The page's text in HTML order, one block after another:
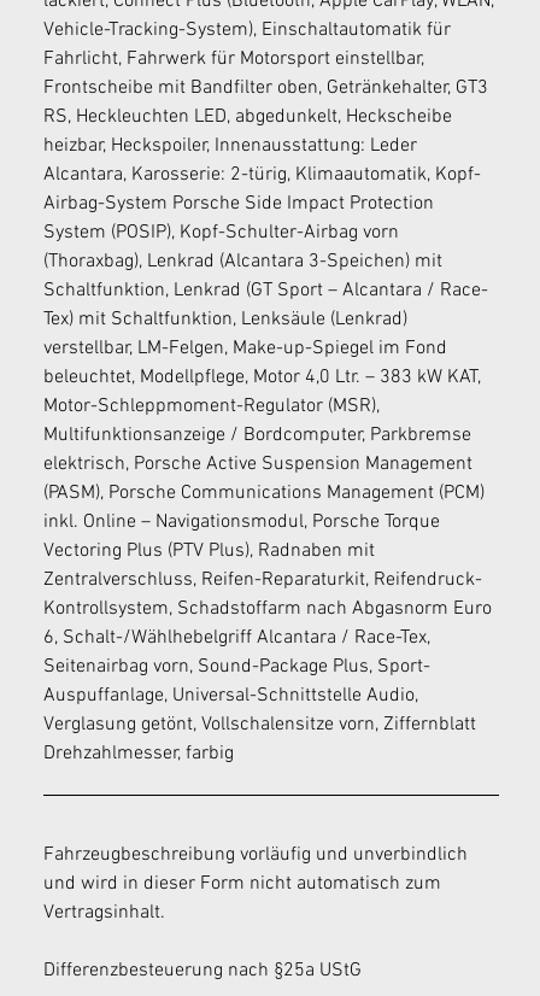
Vehicle-Tracking-System), Einschaltautomatik für
Fahrlicht, Fahrwerk für Motorsport einstellbar,
Frontscheibe mit Bandfilter oben, Getränkehalter, GT3
RS, Heckleuchten LED, abgedunkelt, Heckscheibe
heizbar, Heckspoiler, Innenausstattung: Leder
Alcantara, Karosserie: 2-türig, Klimaautomatik, Kopf-
Airbag-System Porsche Side Impact Protection
System (POSIP), Kopf-Schulter-Airbag vorn
(Thoraxbag), Lenkrad (Alcantara 3-Speichen) mit
Schaltfunktion, Lenkrad (GT Sport – Alcantara / Race-
Tex) mit Schaltfunktion, Lenksäule (Lenkrad)
verstellbar, LM-Felgen, Make-up-Spiegel im Fond
beleuchtet, Modellpflege, Motor 4,0 Ltr. – 383 kW KAT,
Motor-Schleppmoment-Regulator (MSR),
Multifunktionsanzeige / Bordcomputer, Parkbremse
elektrisch, Porsche Active Suspension Management
(PASM), Porsche Communications Management (PCM)
inkl. Online – Navigationsmodul, Porsche Torque
Vectoring Plus (PTV Plus), Radnaben mit
Zentralverschluss, Reifen-Reparaturkit, Reifendruck-
Kontrollsystem, Schadstoffarm nach Abgasnorm Euro
6, Schalt-/Wählhebelgriff Alcantara / Race-Tex,
Seitenairbag vorn, Sound-Package Plus, Sport-
Auspuffanlage, Universal-Schnittstelle Audio,
Verglasung getönt, Vollschalensitze vorn, Ziffernblatt
Drehzahlmesser, farbig
Fahrzeugbeschreibung vorläufig und unverbindlich
und wird in dieser Form nicht automatisch zum
Vertragsinhalt.
Differenzbesteuerung nach §25a UStG